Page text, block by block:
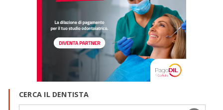
CERCA IL DENTISTA